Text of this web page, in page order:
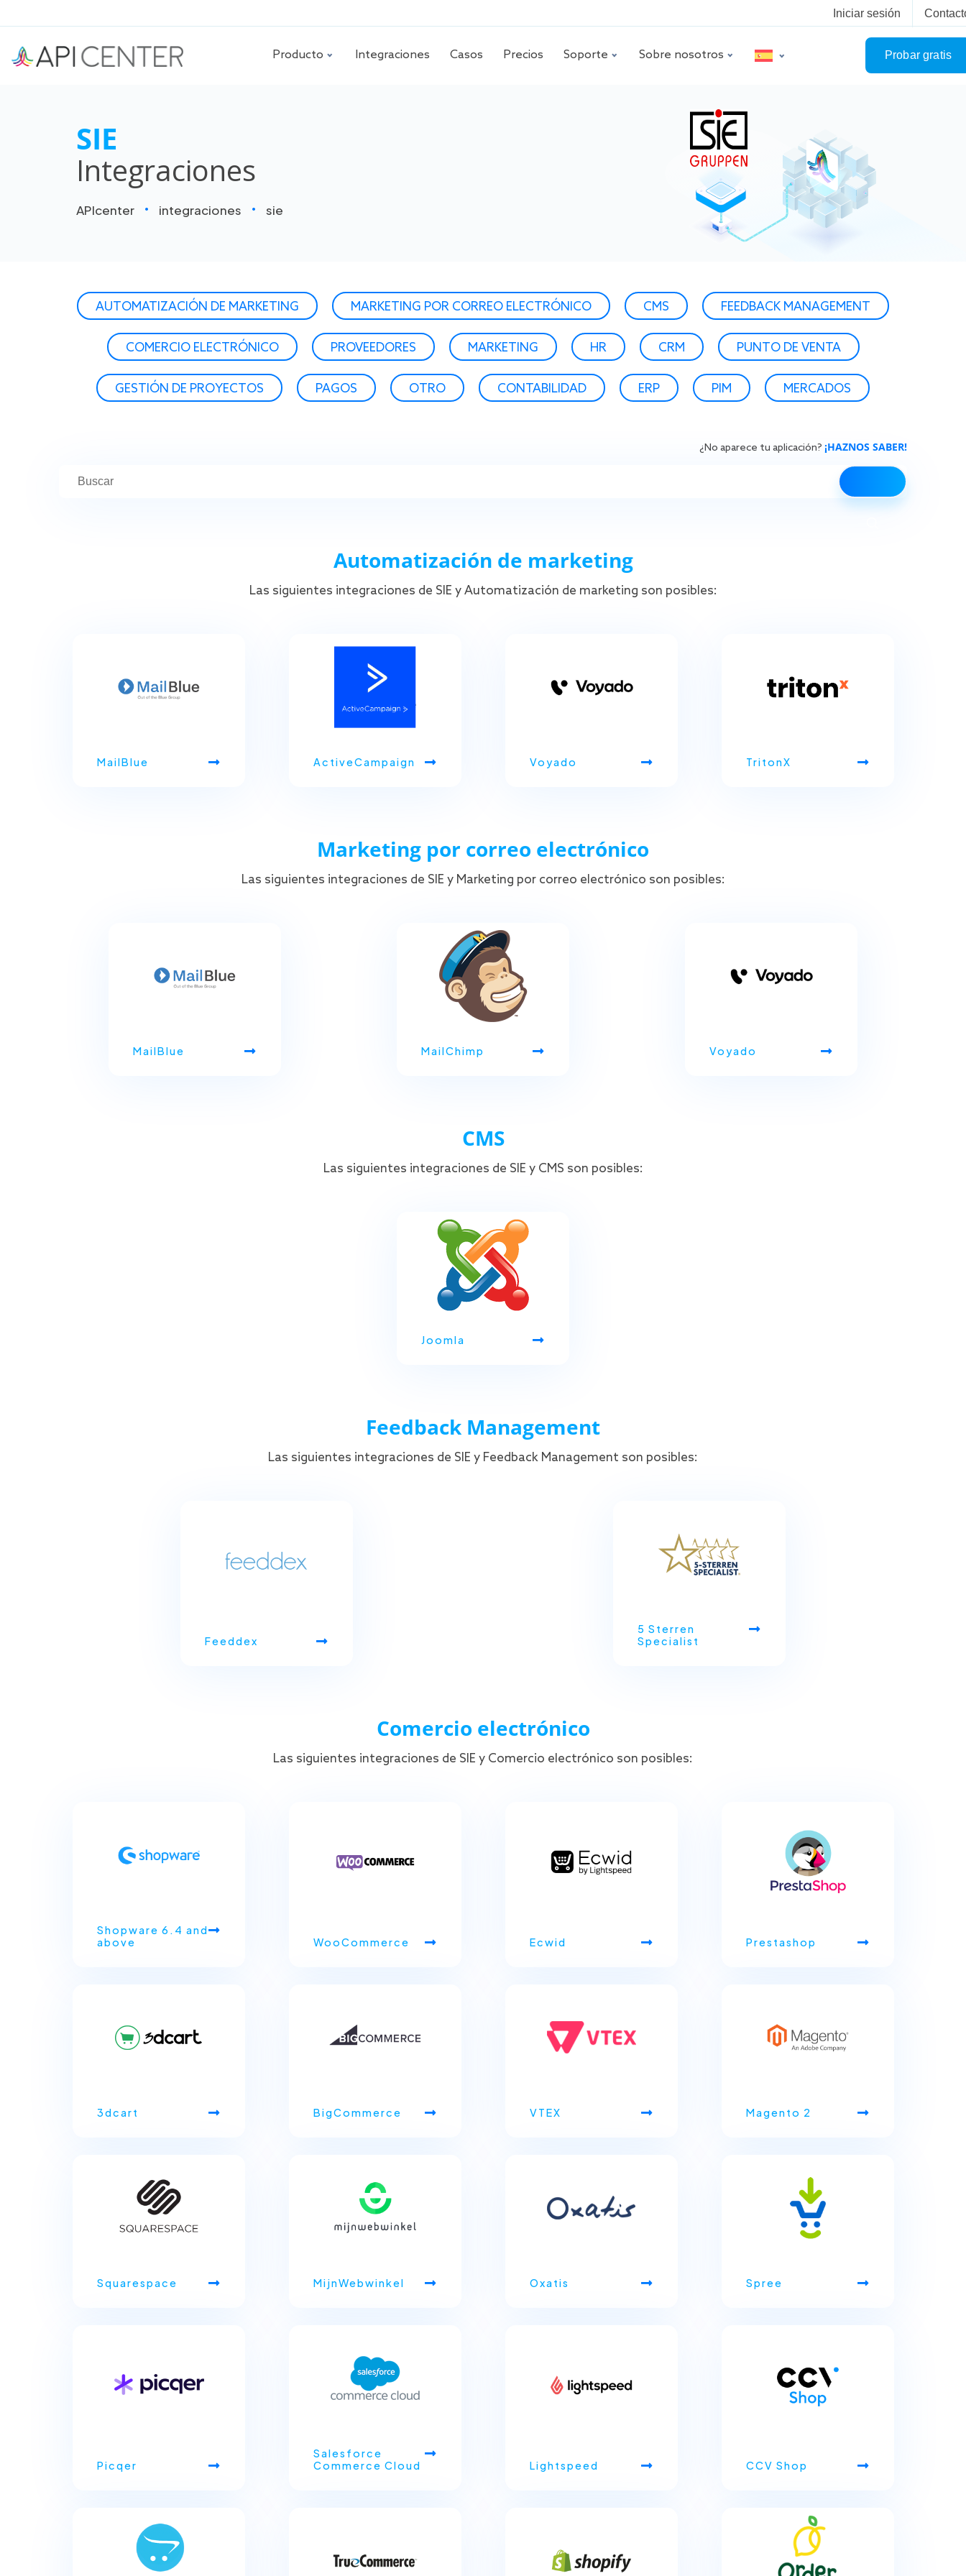
Iniciar sesión
Producto Integraciones Casos Precios Soporte Sobre nosotros Probar gratis
SIE
Integraciones
APIcenter integraciones sie
¿No aparece tu aplicación? ¡HAZNOS SABER!
Automatización de marketing
Las siguientes integraciones de SIE y Automatización de marketing son posibles:
MailBlue ActiveCampaign Voyado TritonX
Marketing por correo electrónico
Las siguientes integraciones de SIE y Marketing por correo electrónico son posibles:
MailBlue MailChimp Voyado
CMS
Las siguientes integraciones de SIE y CMS son posibles:
Joomla
Feedback Management
Las siguientes integraciones de SIE y Feedback Management son posibles:
Feeddex
5 Sterren
Specialist
Comercio electrónico
Las siguientes integraciones de SIE y Comercio electrónico son posibles:
Shopware 6.4 and
above
WooCommerce Ecwid Prestashop
3dcart BigCommerce VTEX Magento 2
Squarespace MijnWebwinkel Oxatis Spree
Picqer
Salesforce
Commerce Cloud
Lightspeed CCV Shop
AUTOMATIZACIÓN DE MARKETING MARKETING POR CORREO ELECTRÓNICO CMS FEEDBACK MANAGEMENT
COMERCIO ELECTRÓNICO PROVEEDORES MARKETING HR CRM PUNTO DE VENTA
GESTIÓN DE PROYECTOS PAGOS OTRO CONTABILIDAD ERP PIM MERCADOS